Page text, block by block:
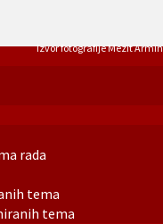
rada
tema
tema
Izvor fotografije Mezit Armin